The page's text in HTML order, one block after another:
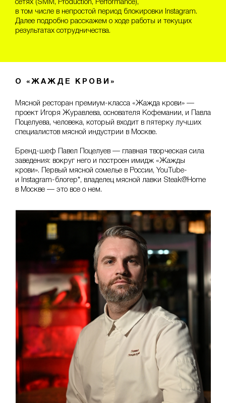
сетях (SMM, Production, Performance),
в том числе в непростой период блокировки Instagram.
Далее подробно расскажем о ходе работы и текущих
результатах сотрудничества.
О «ЖАЖДЕ КРОВИ»
Мясной ресторан премиум-класса «Жажда крови» —
проект Игоря Журавлева, основателя Кофемании, и Павла
Поцелуева, человека, который входит в пятерку лучших
специалистов мясной индустрии в Москве.
Бренд-шеф Павел Поцелуев — главная творческая сила
заведения: вокруг него и построен имидж «Жажды
крови». Первый мясной сомелье в России, YouTube-
и Instagram-блогер*, владелец мясной лавки Steak@Home
в Москве — это все о нем.